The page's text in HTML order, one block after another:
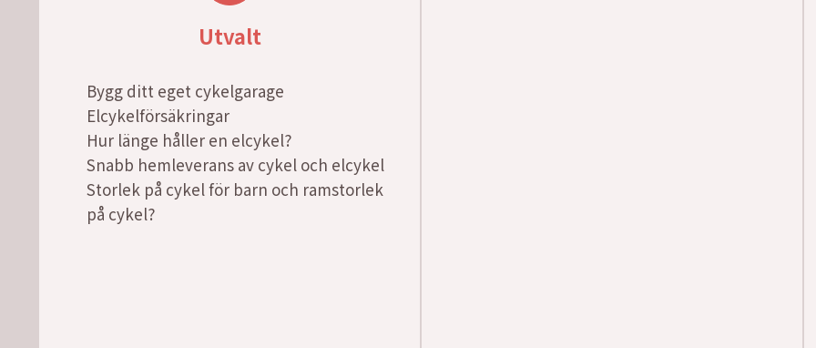
Utvalt
Bygg ditt eget cykelgarage
Elcykelförsäkringar
Hur länge håller en elcykel?
Snabb hemleverans av cykel och elcykel
Storlek på cykel för barn och ramstorlek
på cykel?